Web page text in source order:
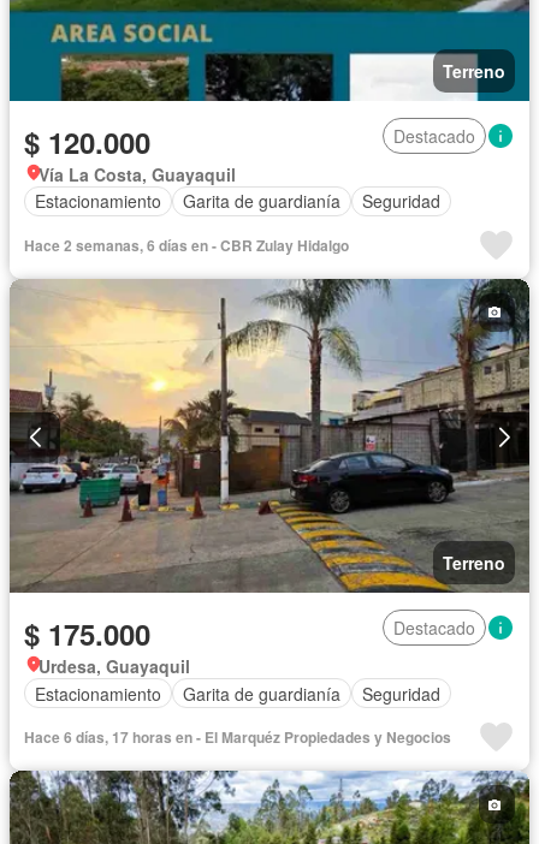
Terreno
$ 120.000
Destacado
Vía La Costa, Guayaquil
Estacionamiento
Garita de guardianía Seguridad
Hace 2 semanas, 6 días en - CBR Zulay Hidalgo
Terreno
$ 175.000
Destacado
Urdesa, Guayaquil
Estacionamiento
Garita de guardianía Seguridad
Hace 6 días, 17 horas en - El Marquéz Propiedades y Negocios